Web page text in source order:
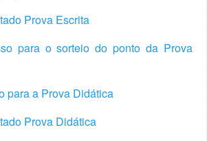
Prova Escrita
para o sorteio do ponto da Prova
para a Prova Didática
Prova Didática